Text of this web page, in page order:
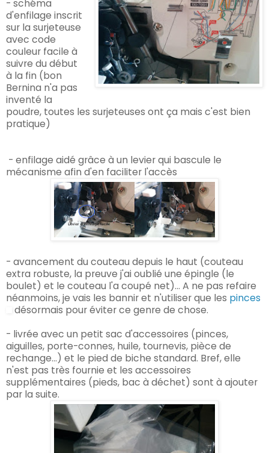
- schéma
d'enfilage inscrit
sur la surjeteuse
avec code
couleur facile à
suivre du début
à la fin (bon
Bernina n'a pas
inventé la
poudre, toutes les surjeteuses ont ça mais c'est bien
pratique)
- enfilage aidé grâce à un levier qui bascule le
mécanisme afin d'en faciliter l'accès
- avancement du couteau depuis le haut (couteau
extra robuste, la preuve j'ai oublié une épingle (le
boulet) et le couteau l'a coupé net)... A ne pas refaire
néanmoins, je vais les banniret n'utiliser que les pinces
désormais pour éviter ce genre de chose.
- livrée avec un petit sac d'accessoires (pinces,
aiguilles, porte-connes, huile, tournevis, pièce de
rechange...) et le pied de biche standard. Bref,elle
n'est pas très fournie et les accessoires
supplémentaires (pieds, bac à déchet) sont à ajouter
par la suite.